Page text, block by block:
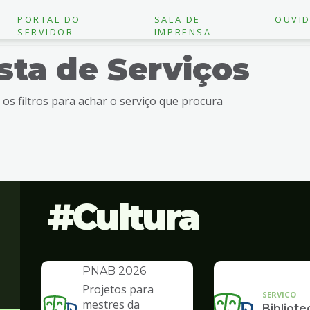
PORTAL DO
SERVIDOR
SALA DE
IMPRENSA
de Serviços
os filtros para achar o serviço que procura
Cultura
INSTITUCIONAL
PNAB 2026
Projetos para
mestres da
SERVICO